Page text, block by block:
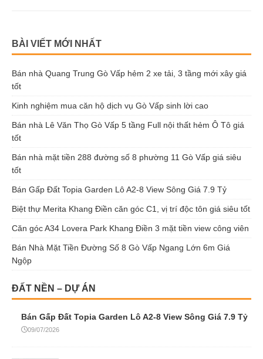
BÀI VIẾT MỚI NHẤT
Bán nhà Quang Trung Gò Vấp hẻm 2 xe tải, 3 tầng mới xây giá
tốt
Kinh nghiệm mua căn hộ dịch vụ Gò Vấp sinh lời cao
Bán nhà Lê Văn Thọ Gò Vấp 5 tầng Full nội thất hẻm Ô Tô giá
tốt
Bán nhà mặt tiền 288 đường số 8 phường 11 Gò Vấp giá siêu
tốt
Bán Gấp Đất Topia Garden Lô A2-8 View Sông Giá 7.9 Tỷ
Biệt thự Merita Khang Điền căn góc C1, vị trí độc tôn giá siêu tốt
Căn góc A34 Lovera Park Khang Điền 3 mặt tiền view công viên
Bán Nhà Mặt Tiền Đường Số 8 Gò Vấp Ngang Lớn 6m Giá
Ngộp
ĐẤT NỀN – DỰ ÁN
Bán Gấp Đất Topia Garden Lô A2-8 View Sông Giá 7.9 Tỷ
09/07/2026